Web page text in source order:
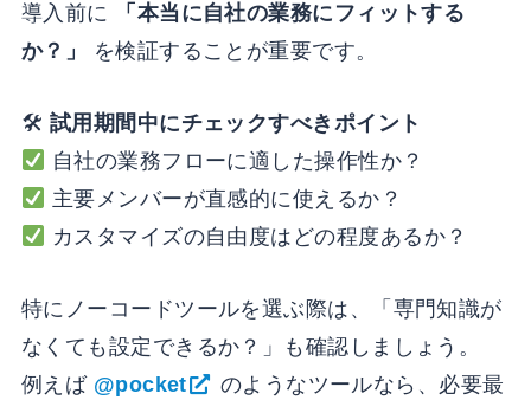
導入前に
「本当に自社の業務にフィットする
か？」
を検証することが重要です。
🛠 試用期間中にチェックすべきポイント
自社の業務フローに適した操作性か？
主要メンバーが直感的に使えるか？
カスタマイズの自由度はどの程度あるか？
特にノーコードツールを選ぶ際は、「専門知識が
なくても設定できるか？」も確認しましょう。
例えば @pocket
のようなツールなら、必要最